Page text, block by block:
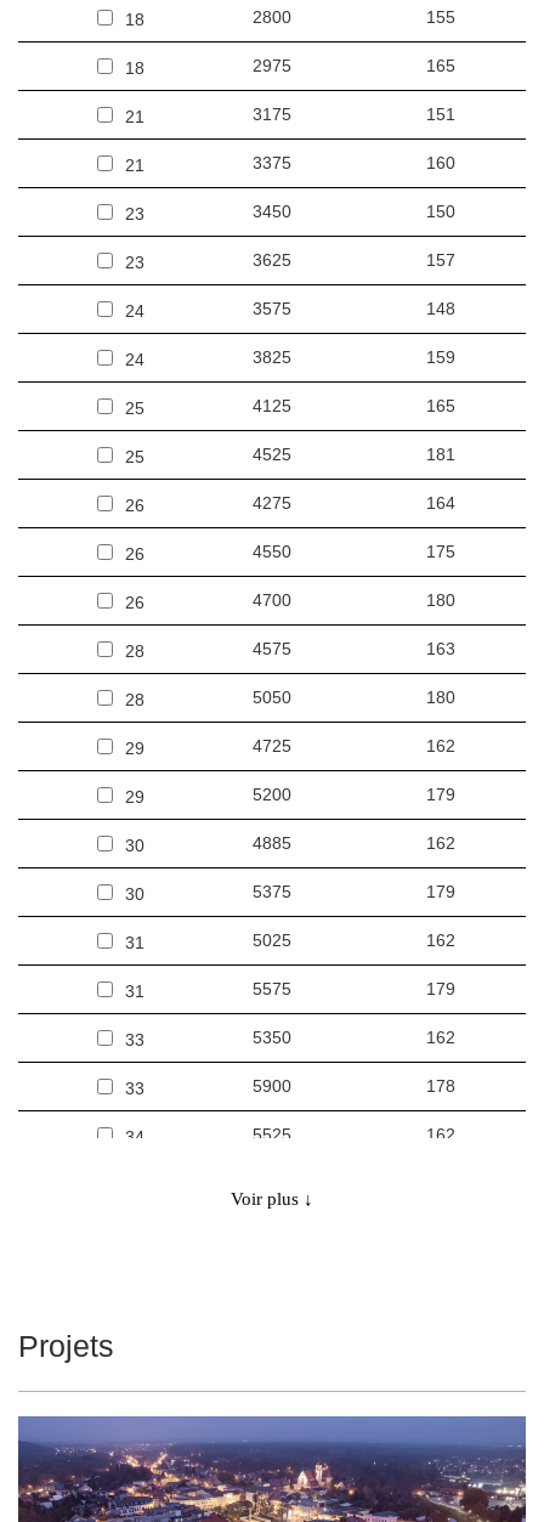
18 2800 155
18 2975 165
21 3175 151
21 3375 160
23 3450 150
23 3625 157
24 3575 148
24 3825 159
25 4125 165
25 4525 181
26 4275 164
26 4550 175
26 4700 180
28 4575 163
28 5050 180
29 4725 162
29 5200 179
30 4885 162
30 5375 179
31 5025 162
31 5575 179
33 5350 162
33 5900 178
34 5525 162
37 6575 177
Voir plus ↓
Projets